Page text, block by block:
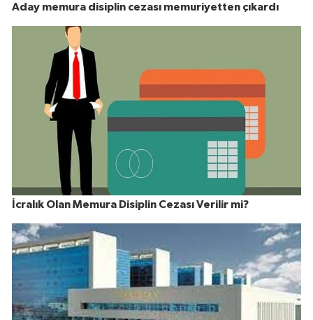
Aday memura disiplin cezası memuriyetten çıkardı
İcralık Olan Memura Disiplin Cezası Verilir mi?